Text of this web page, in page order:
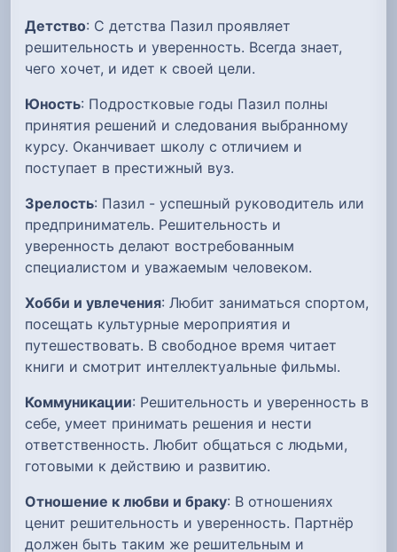
Детство: С детства Пазил проявляет
решительность и уверенность. Всегда знает,
чего хочет, и идет к своей цели.
Юность: Подростковые годы Пазил полны
принятия решений и следования выбранному
курсу. Оканчивает школу с отличием и
поступает в престижный вуз.
Зрелость: Пазил - успешный руководитель или
предприниматель. Решительность и
уверенность делают востребованным
специалистом и уважаемым человеком.
Хобби и увлечения: Любит заниматься спортом,
посещать культурные мероприятия и
путешествовать. В свободное время читает
книги и смотрит интеллектуальные фильмы.
Коммуникации: Решительность и уверенность в
себе, умеет принимать решения и нести
ответственность. Любит общаться с людьми,
готовыми к действию и развитию.
Отношение к любви и браку: В отношениях
ценит решительность и уверенность. Партнёр
должен быть таким же решительным и